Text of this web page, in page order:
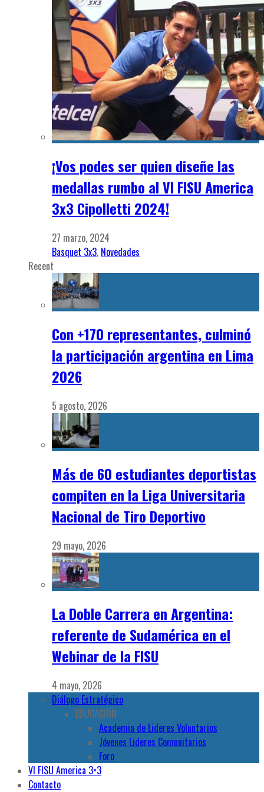
¡Vos podes ser quien diseñe las
medallas rumbo al VI FISU America
3x3 Cipolletti 2024!
27 marzo, 2024
Basquet 3x3, Novedades
Recent
Con +170 representantes, culminó
la participación argentina en Lima
2026
5 agosto, 2026
Más de 60 estudiantes deportistas
compiten en la Liga Universitaria
Nacional de Tiro Deportivo
29 mayo, 2026
La Doble Carrera en Argentina:
referente de Sudamérica en el
Webinar de la FISU
4 mayo, 2026
Diálogo Estratégico
EDUCACION
Academia de Lideres Voluntarios
Jóvenes Lideres Comunitarios
Foro
VI FISU America 3×3
Contacto